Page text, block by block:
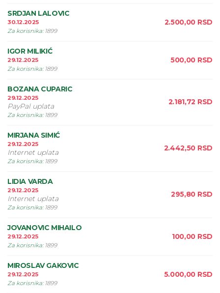
SRDJAN LALOVIC
30.12.2025
Za korisnika: 1899
2.500,00 RSD
IGOR MILIKIĆ
29.12.2025
Za korisnika: 1899
500,00 RSD
BOZANA CUPARIC
29.12.2025
PayPal uplata
Za korisnika: 1899
2.181,72 RSD
MIRJANA SIMIĆ
29.12.2025
Internet uplata
Za korisnika: 1899
2.442,50 RSD
LIDIA VARDA
29.12.2025
Internet uplata
Za korisnika: 1899
295,80 RSD
JOVANOVIC MIHAILO
29.12.2025
Za korisnika: 1899
100,00 RSD
MIROSLAV GAKOVIC
29.12.2025
Za korisnika: 1899
5.000,00 RSD